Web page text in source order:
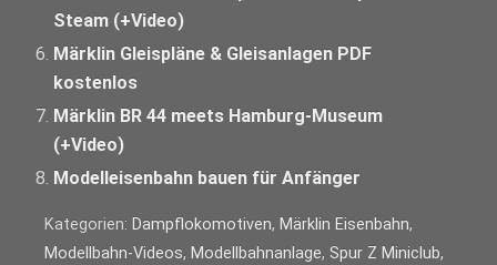
Steam (+Video)
Märklin Gleispläne & Gleisanlagen PDF
kostenlos
Märklin BR 44 meets Hamburg-Museum
(+Video)
Modelleisenbahn bauen für Anfänger
Kategorien: Dampflokomotiven, Märklin Eisenbahn,
Modellbahn-Videos, Modellbahnanlage, Spur Z Miniclub,